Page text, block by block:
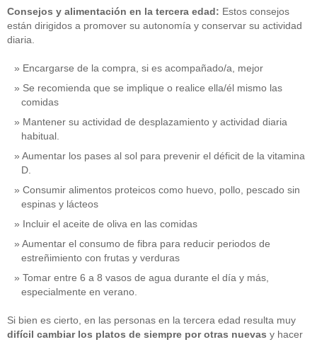
Consejos y alimentación en la tercera edad: Estos consejos
están dirigidos a promover su autonomía y conservar su actividad
diaria.
Encargarse de la compra, si es acompañado/a, mejor
Se recomienda que se implique o realice ella/él mismo las
comidas
Mantener su actividad de desplazamiento y actividad diaria
habitual.
Aumentar los pases al sol para prevenir el déficit de la vitamina
D.
Consumir alimentos proteicos como huevo, pollo, pescado sin
espinas y lácteos
Incluir el aceite de oliva en las comidas
Aumentar el consumo de fibra para reducir periodos de
estreñimiento con frutas y verduras
Tomar entre 6 a 8 vasos de agua durante el día y más,
especialmente en verano.
Si bien es cierto, en las personas en la tercera edad resulta muy
difícil cambiar los platos de siempre por otras nuevas y hacer